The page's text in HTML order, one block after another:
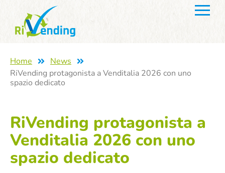
Home
News
RiVending protagonista a Venditalia 2026 con uno
spazio dedicato
RiVending protagonista a
Venditalia 2026 con uno
spazio dedicato